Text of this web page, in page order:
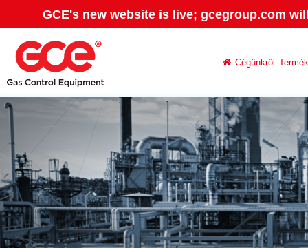
GCE's new website is live; gcegroup.com
Cégünkről